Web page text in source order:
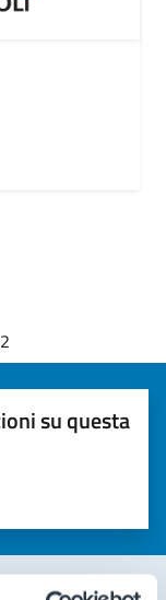
su questa
la chiarezza delle